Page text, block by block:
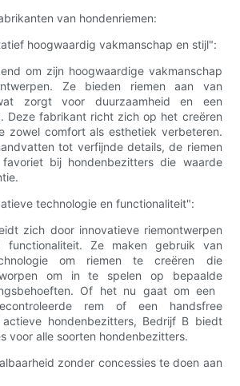
van hondenriemen:
hoogwaardig vakmanschap en stijl":
om zijn hoogwaardige vakmanschap
Ze bieden riemen aan van
zorgt voor duurzaamheid en een
Deze fabrikant richt zich op het creëren
zowel comfort als esthetiek verbeteren.
tot verfijnde details, de riemen
bij hondenbezitters die waarde
technologie en functionaliteit":
zich door innovatieve riemontwerpen
Ze maken gebruik van
om riemen te creëren die
om in te spelen op bepaalde
Of het nu gaat om een
rem of een handsfree
actieve hondenbezitters, Bedrijf B biedt
voor alle soorten hondenbezitters.
zonder concessies te doen aan